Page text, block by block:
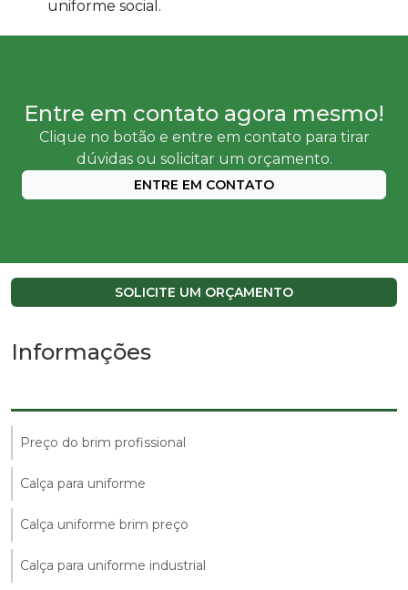
uniforme social.
Entre em contato agora mesmo!
Clique no botão e entre em contato para tirar
dúvidas ou solicitar um orçamento.
ENTRE EM CONTATO
SOLICITE UM ORÇAMENTO
Informações
Preço do brim profissional
Calça para uniforme
Calça uniforme brim preço
Calça para uniforme industrial